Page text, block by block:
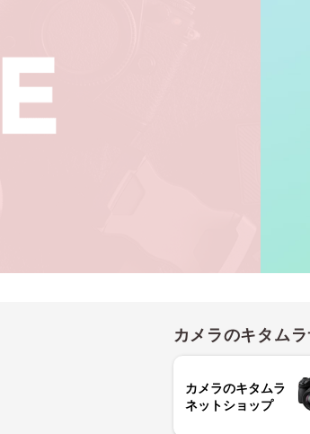
カメラのキタム
カメラのキタムラ
ネットショップ